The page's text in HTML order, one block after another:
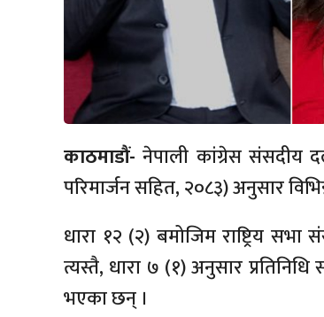
काठमाडौं-नेपाली कांग्रेस संसदीय
परिमार्जन सहित, २०८३) अनुसार
धारा १२ (२) बमोजिम राष्ट्रिय
त्यस्तै, धारा ७ (१) अनुसार
भएका छन् ।